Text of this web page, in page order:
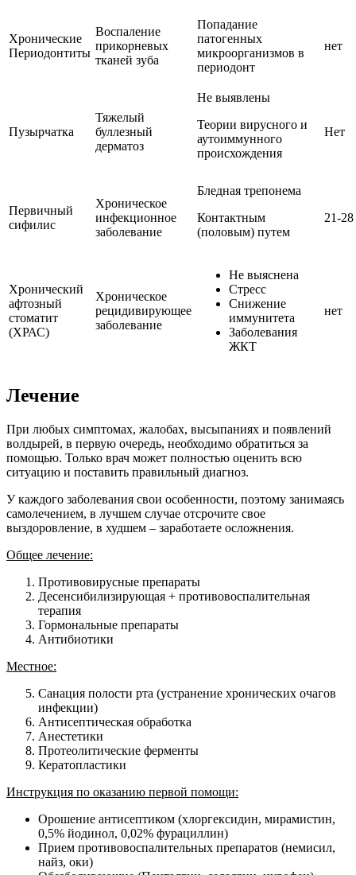
Хронические
Периодонтиты
Воспаление
прикорневых
тканей зуба
Попадание
патогенных
микроорганизмов в
периодонт
нет
Пузырчатка
Тяжелый
буллезный
дерматоз
Не выявлены
Теории вирусного и
аутоиммунного
происхождения
Нет
Первичный
сифилис
Хроническое
инфекционное
заболевание
Бледная трепонема
Контактным
(половым) путем
21-
Хронический
афтозный
стоматит
(ХРАС)
Хроническое
рецидивирующее
заболевание
Не выяснена
Стресс
Снижение
иммунитета
Заболевания
ЖКТ
нет
Лечение
При любых симптомах, жалобах, высыпаниях и появлений
волдырей, в первую очередь, необходимо обратиться за
помощью. Только врач может полностью оценить всю
ситуацию и поставить правильный диагноз.
У каждого заболевания свои особенности, поэтому занимаясь
самолечением, в лучшем случае отсрочите свое
выздоровление, в худшем – заработаете осложнения.
Общее лечение:
Противовирусные препараты
Десенсибилизирующая + противовоспалительная
терапия
Гормональные препараты
Антибиотики
Местное:
Санация полости рта (устранение хронических очагов
инфекции)
Антисептическая обработка
Анестетики
Протеолитические ферменты
Кератопластики
Инструкция по оказанию первой помощи:
Орошение антисептиком (хлоргексидин, мирамистин,
0,5% йодинол, 0,02% фурациллин)
Прием противовоспалительных препаратов (немисил,
найз, оки)